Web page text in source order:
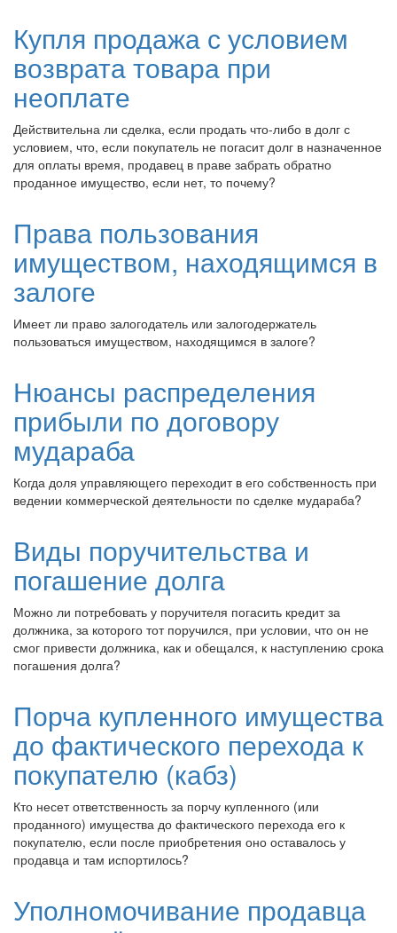
Купля продажа с условием
возврата товара при
неоплате
Действительна ли сделка, если продать что-либо в долг с
условием, что, если покупатель не погасит долг в назначенное
для оплаты время, продавец в праве забрать обратно
проданное имущество, если нет, то почему?
Права пользования
имуществом, находящимся в
залоге
Имеет ли право залогодатель или залогодержатель
пользоваться имуществом, находящимся в залоге?
Нюансы распределения
прибыли по договору
мудараба
Когда доля управляющего переходит в его собственность при
ведении коммерческой деятельности по сделке мудараба?
Виды поручительства и
погашение долга
Можно ли потребовать у поручителя погасить кредит за
должника, за которого тот поручился, при условии, что он не
смог привести должника, как и обещался, к наступлению срока
погашения долга?
Порча купленного имущества
до фактического перехода к
покупателю (кабз)
Кто несет ответственность за порчу купленного (или
проданного) имущества до фактического перехода его к
покупателю, если после приобретения оно оставалось у
продавца и там испортилось?
Уполномочивание продавца